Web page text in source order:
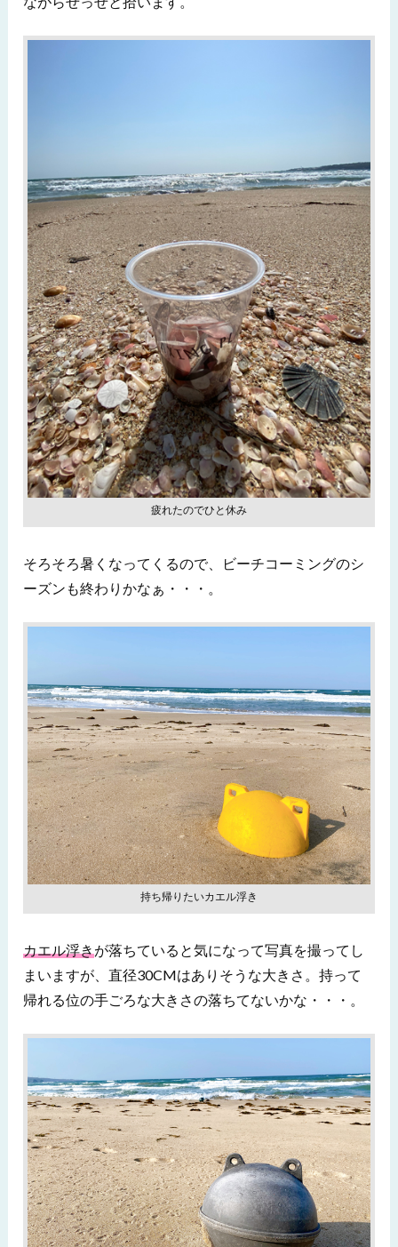
疲れたのでひと休み
そろそろ暑くなってくるので、ビーチコーミングのシ
ーズンも終わりかなぁ・・・。
持ち帰りたいカエル浮き
カエル浮きが落ちていると気になって写真を撮ってし
まいますが、直径30CMはありそうな大きさ。持って
帰れる位の手ごろな大きさの落ちてないかな・・・。